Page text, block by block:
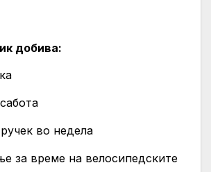
добива:
во недела
за време на велосипедските